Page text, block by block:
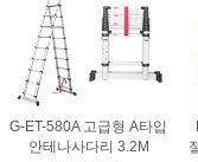
G-ET-580A 고급형 A타입
안테나사다리 3.2M